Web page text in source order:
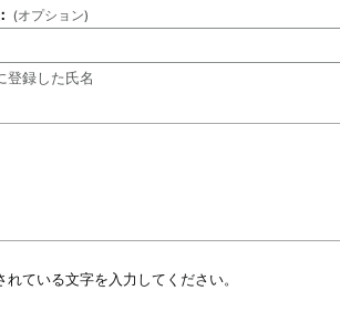
(オプション)
登録した氏名
ている文字を入力してください。